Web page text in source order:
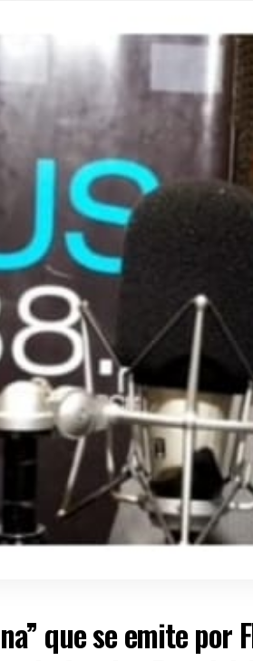
que se emite por